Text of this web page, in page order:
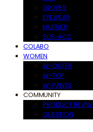
GLOVES
EYEWEAR
MUFFLER
SUS-ACC
COLABO
WOMEN
W-OUTER
W-TOP
W-PANTS
COMMUNITY
PRODUCT REVIW
QUESTION